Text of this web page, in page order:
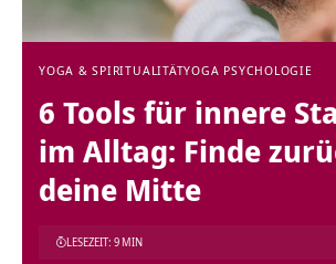
YOGA & SPIRITUALITÄTYOGA PSYCHOLOGIE
6 Tools für innere
im Alltag: Finde
deine Mitte
LESEZEIT: 9 MIN